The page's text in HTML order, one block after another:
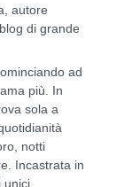
autore
di grande
ad
più. In
sola a
notti
Incastrata in
unici